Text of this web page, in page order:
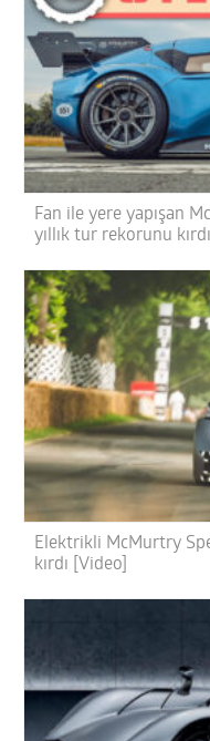
Fan ile yere yapışan
yıllık tur rekorunu
Elektrikli McMurtry
kırdı [Video]